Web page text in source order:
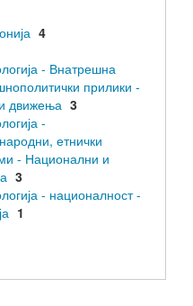
4
- Внатрешна
прилики -
движења 3
-
етнички
- Национални и
3
- националност -
1